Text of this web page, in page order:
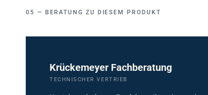
BERATUNG ZU DIESEM PRODUKT
Krückemeyer Fachberatung
TECHNISCHER VERTRIEB